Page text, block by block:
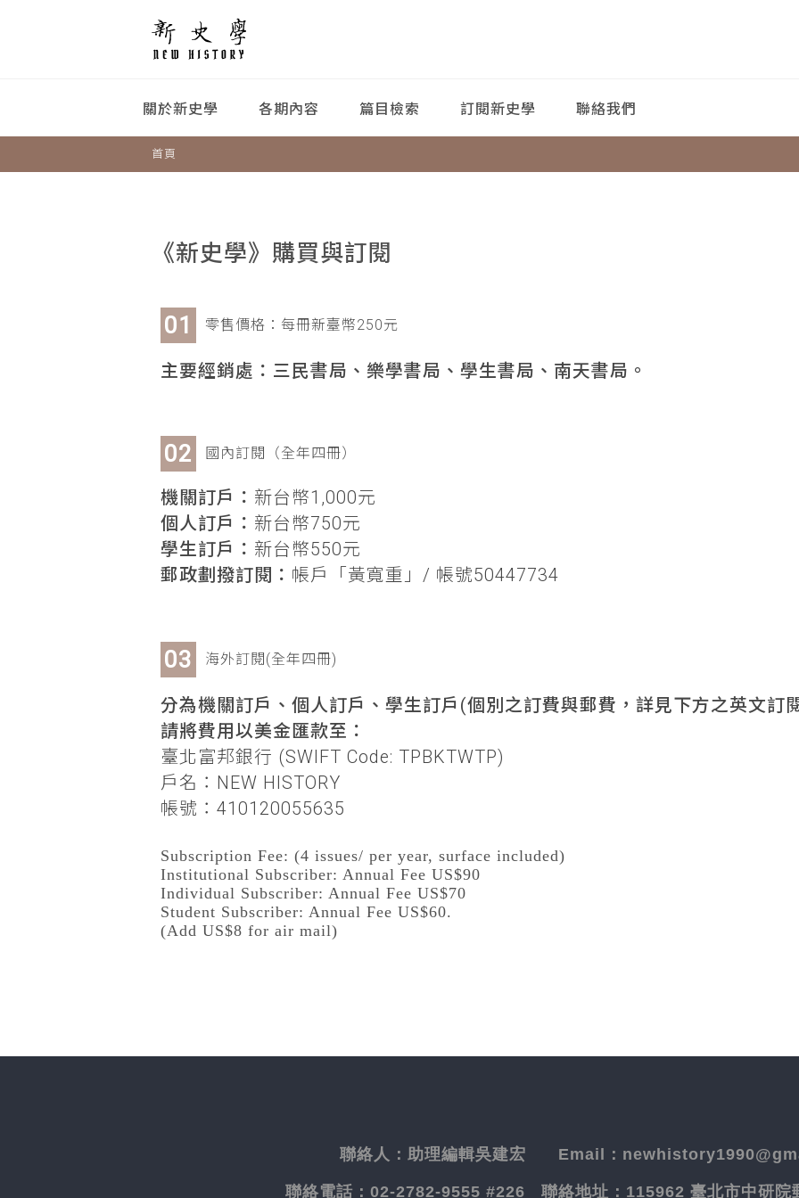
關於新史學 各期內容 篇目檢索 訂閱新史學 聯絡我們
首頁
《新史學》購買與訂閱
零售價格：每冊新臺幣250元
主要經銷處：三民書局、樂學書局、學生書局、南天書局。
國內訂閱（全年四冊）
機關訂戶： 新台幣1,000元
個人訂戶： 新台幣750元
學生訂戶： 新台幣550元
郵政劃撥訂閱： 帳戶「黃寬重」/ 帳號50447734
海外訂閱(全年四冊)
分為機關訂戶、個人訂戶、學生訂戶(個別之訂費與郵費，詳見下方之英文訂
請將費用以美金匯款至：
臺北富邦銀行 (SWIFT Code: TPBKTWTP)
戶名：NEW HISTORY
帳號：410120055635
Subscription Fee: (4 issues/ per year, surface included)
Institutional Subscriber: Annual Fee US$90
Individual Subscriber: Annual Fee US$70
Student Subscriber: Annual Fee US$60.
(Add US$8 for air mail)
聯絡人： 助理編輯吳建宏 Email：
聯絡電話： 02-2782-9555 #226 聯絡地址： 115962 臺北市中研院